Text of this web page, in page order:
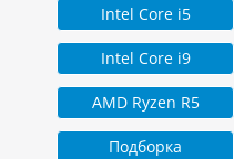
Intel Core i5
Intel Core i9
AMD Ryzen R5
Подборка